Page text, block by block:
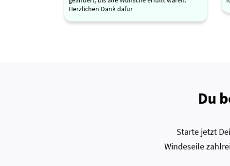
Herzlichen Dank dafür
Du
Starte jetzt
Windeseile